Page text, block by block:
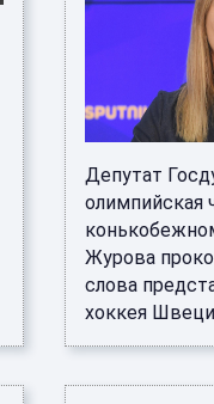
Депутат
олимпийская
Журова
слова
хоккея